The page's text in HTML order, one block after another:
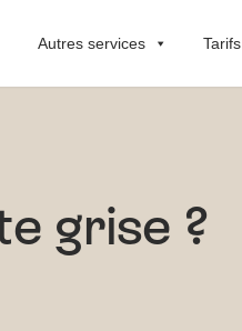
Autres services Tarifs
grise ?